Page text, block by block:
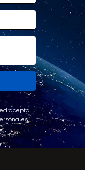
acepta